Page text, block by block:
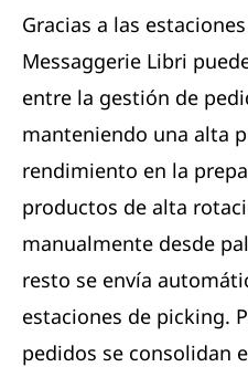
Gracias a las
Messaggerie Libri
entre la gestión de
manteniendo una alta
rendimiento en la
productos de alta
manualmente desde
resto se envía
estaciones de picking.
pedidos se consolidan